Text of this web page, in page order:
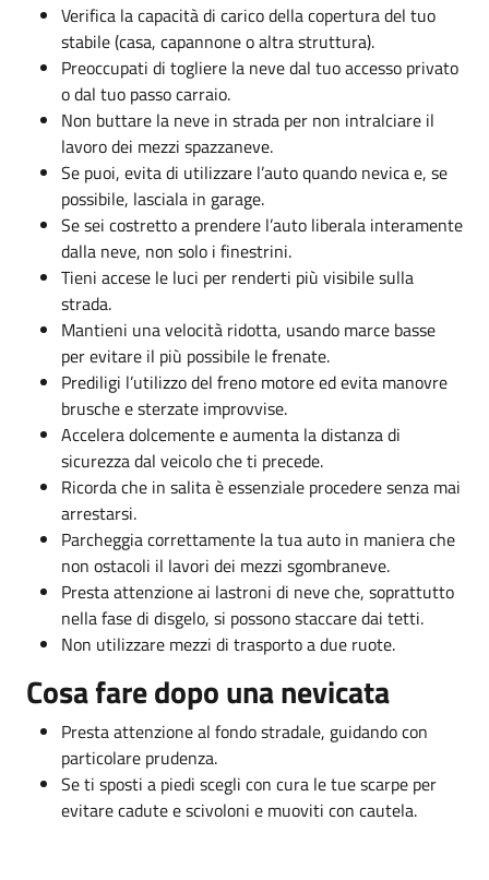
Verifica la capacità di carico della copertura del tuo
stabile (casa, capannone o altra struttura).
Preoccupati di togliere la neve dal tuo accesso privato
o dal tuo passo carraio.
Non buttare la neve in strada per non intralciare il
lavoro dei mezzi spazzaneve.
Se puoi, evita di utilizzare l’auto quando nevica e, se
possibile, lasciala in garage.
Se sei costretto a prendere l’auto liberala interamente
dalla neve, non solo i finestrini.
Tieni accese le luci per renderti più visibile sulla
strada.
Mantieni una velocità ridotta, usando marce basse
per evitare il più possibile le frenate.
Prediligi l’utilizzo del freno motore ed evita manovre
brusche e sterzate improvvise.
Accelera dolcemente e aumenta la distanza di
sicurezza dal veicolo che ti precede.
Ricorda che in salita è essenziale procedere senza mai
arrestarsi.
Parcheggia correttamente la tua auto in maniera che
non ostacoli il lavori dei mezzi sgombraneve.
Presta attenzione ai lastroni di neve che, soprattutto
nella fase di disgelo, si possono staccare dai tetti.
Non utilizzare mezzi di trasporto a due ruote.
Cosa fare dopo una nevicata
Presta attenzione al fondo stradale, guidando con
particolare prudenza.
Se ti sposti a piedi scegli con cura le tue scarpe per
evitare cadute e scivoloni e muoviti con cautela.